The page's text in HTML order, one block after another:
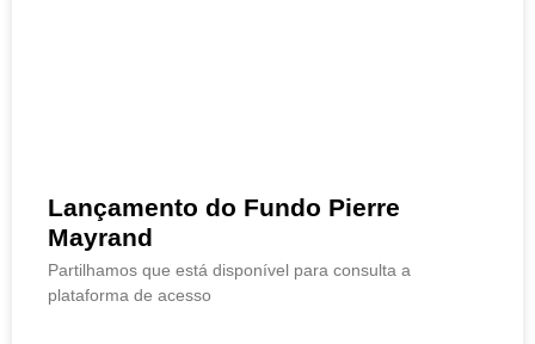
Lançamento do Fundo Pierre
Mayrand
Partilhamos que está disponível para consulta a
plataforma de acesso